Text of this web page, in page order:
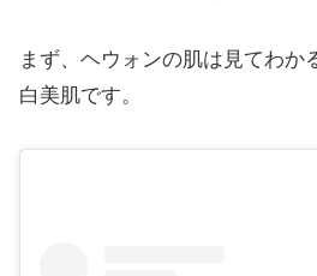
まず、ヘウォンの肌は見てわか
白美肌です。